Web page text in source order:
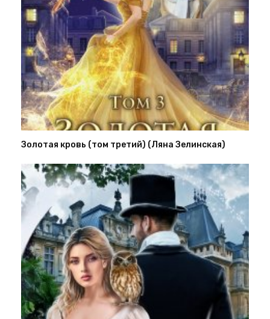
Золотая кровь (том третий) (Ляна Зелинская)